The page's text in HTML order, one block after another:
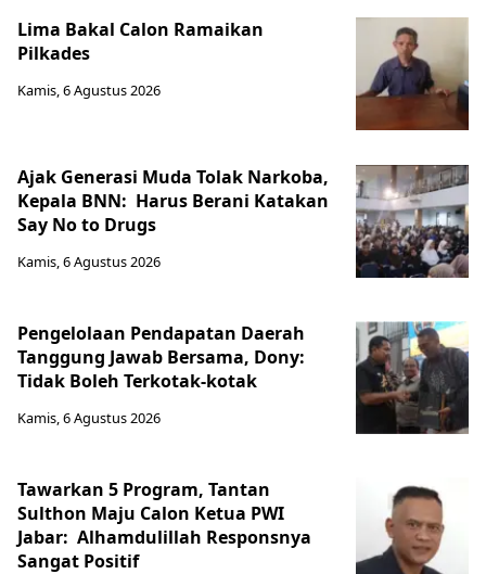
Lima Bakal Calon Ramaikan
Pilkades
Kamis, 6 Agustus 2026
Ajak Generasi Muda Tolak Narkoba,
Kepala BNN: Harus Berani Katakan
Say No to Drugs
Kamis, 6 Agustus 2026
Pengelolaan Pendapatan Daerah
Tanggung Jawab Bersama, Dony:
Tidak Boleh Terkotak-kotak
Kamis, 6 Agustus 2026
Tawarkan 5 Program, Tantan
Sulthon Maju Calon Ketua PWI
Jabar: Alhamdulillah Responsnya
Sangat Positif